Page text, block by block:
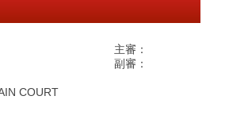
COURT
主審：
副審：